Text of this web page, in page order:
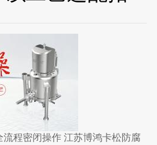
江苏博鸿卡松防腐